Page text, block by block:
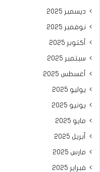
ديسمبر 2025
نوفمبر 2025
أكتوبر 2025
سبتمبر 2025
أغسطس 2025
يوليو 2025
يونيو 2025
مايو 2025
أبريل 2025
مارس 2025
فبراير 2025